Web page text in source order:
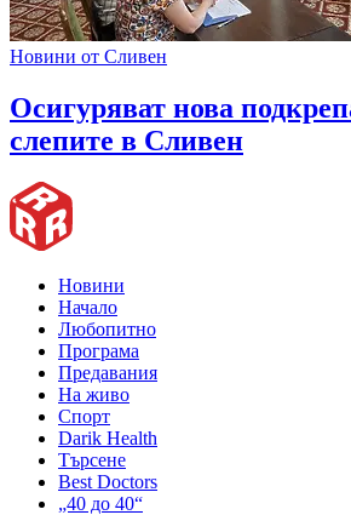
Новини от Сливен
Oсигуряват нова
слепите в Сливен
Новини
Начало
Любопитно
Програма
Предавания
На живо
Спорт
Darik Health
Търсене
Best Doctors
„40 до 40“